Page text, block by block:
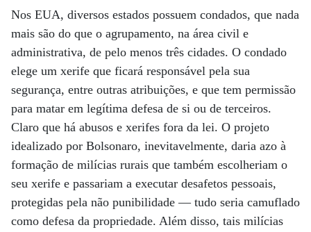
Nos EUA, diversos estados possuem condados, que nada
mais são do que o agrupamento, na área civil e
administrativa, de pelo menos três cidades. O condado
elege um xerife que ficará responsável pela sua
segurança, entre outras atribuições, e que tem permissão
para matar em legítima defesa de si ou de terceiros.
Claro que há abusos e xerifes fora da lei. O projeto
idealizado por Bolsonaro, inevitavelmente, daria azo à
formação de milícias rurais que também escolheriam o
seu xerife e passariam a executar desafetos pessoais,
protegidas pela não punibilidade — tudo seria camuflado
como defesa da propriedade. Além disso, tais milícias